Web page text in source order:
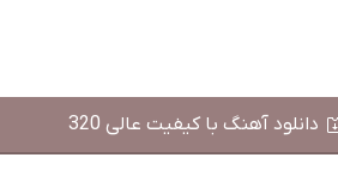
دانلود آهنگ با کیفیت عالی 320